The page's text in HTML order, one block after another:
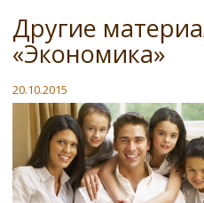
Другие
«Экономика»
20.10.2015